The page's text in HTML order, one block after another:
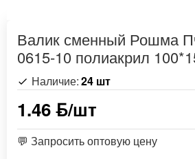
Валик сменный Рошма
0615-10 полиакрил
1.46 ƃ/шт
Наличие:24 шт
💬 Запросить оптовую цену